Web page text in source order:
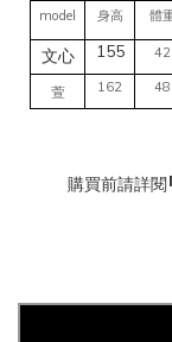
model 身高 體
文心 155 42
萱 162 48
購買前請詳閱